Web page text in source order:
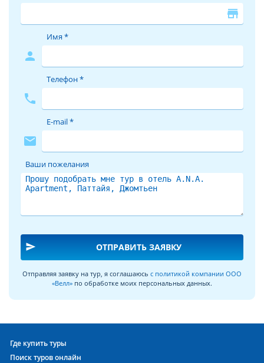
store
person
Имя *
phone
Телефон *
mail
E-mail *
Ваши пожелания
send ОТПРАВИТЬ ЗАЯВКУ
Отправляя заявку на тур, я соглашаюсь с политикой компании ООО
«Велл» по обработке моих персональных данных.
Где купить туры
Поиск туров онлайн